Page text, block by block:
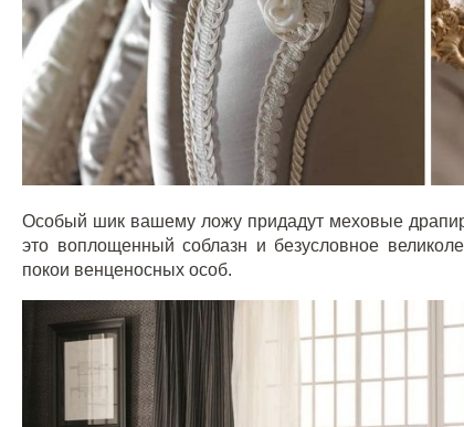
Особый шик вашему ложу придадут меховые
это воплощенный соблазн и безусловное
покои венценосных особ.